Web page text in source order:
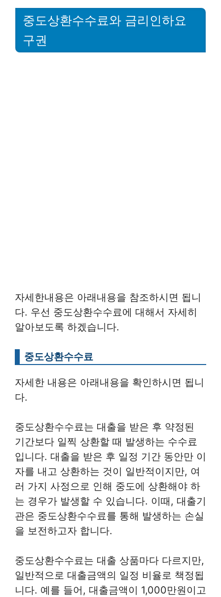
중도상환수수료와 금리인하요
구권
자세한내용은 아래내용을 참조하시면 됩니
다. 우선 중도상환수수료에 대해서 자세히
알아보도록 하겠습니다.
중도상환수수료
자세한 내용은 아래내용을 확인하시면 됩니
다.
중도상환수수료는 대출을 받은 후 약정된
기간보다 일찍 상환할 때 발생하는 수수료
입니다. 대출을 받은 후 일정 기간 동안만 이
자를 내고 상환하는 것이 일반적이지만, 여
러 가지 사정으로 인해 중도에 상환해야 하
는 경우가 발생할 수 있습니다. 이때, 대출기
관은 중도상환수수료를 통해 발생하는 손실
을 보전하고자 합니다.
중도상환수수료는 대출 상품마다 다르지만,
일반적으로 대출금액의 일정 비율로 책정됩
니다. 예를 들어, 대출금액이 1,000만원이고